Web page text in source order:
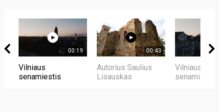
00:19
Vilniaus
senamiestis
00:43
Autorius Saulius
Lisauskas
Vilniaus
senamiestis